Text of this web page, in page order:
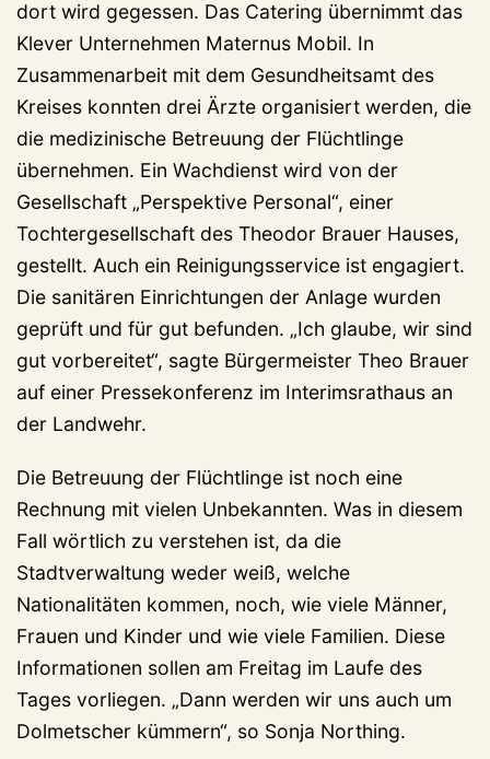
dort wird gegessen. Das Catering übernimmt das
Klever Unternehmen Maternus Mobil. In
Zusammenarbeit mit dem Gesundheitsamt des
Kreises konnten drei Ärzte organisiert werden, die
die medizinische Betreuung der Flüchtlinge
übernehmen. Ein Wachdienst wird von der
Gesellschaft „Perspektive Personal“, einer
Tochtergesellschaft des Theodor Brauer Hauses,
gestellt. Auch ein Reinigungsservice ist engagiert.
Die sanitären Einrichtungen der Anlage wurden
geprüft und für gut befunden. „Ich glaube, wir sind
gut vorbereitet“, sagte Bürgermeister Theo Brauer
auf einer Pressekonferenz im Interimsrathaus an
der Landwehr.
Die Betreuung der Flüchtlinge ist noch eine
Rechnung mit vielen Unbekannten. Was in diesem
Fall wörtlich zu verstehen ist, da die
Stadtverwaltung weder weiß, welche
Nationalitäten kommen, noch, wie viele Männer,
Frauen und Kinder und wie viele Familien. Diese
Informationen sollen am Freitag im Laufe des
Tages vorliegen. „Dann werden wir uns auch um
Dolmetscher kümmern“, so Sonja Northing.